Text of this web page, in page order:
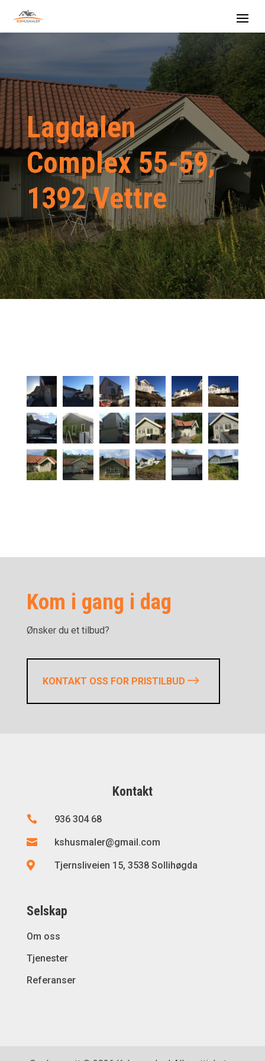
Lagdalen
Complex 55-59,
1392 Vettre
Kom i gang i dag
Ønsker du et tilbud?
KONTAKT OSS FOR PRISTILBUD
Kontakt
 936 304 68
 kshusmaler@gmail.com
 Tjernsliveien 15, 3538 Sollihøgda
Selskap
Om oss
Tjenester
Referanser